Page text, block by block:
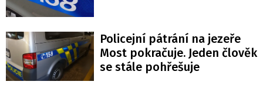
Policejní pátrání na jezeře
Most pokračuje. Jeden člověk
se stále pohřešuje